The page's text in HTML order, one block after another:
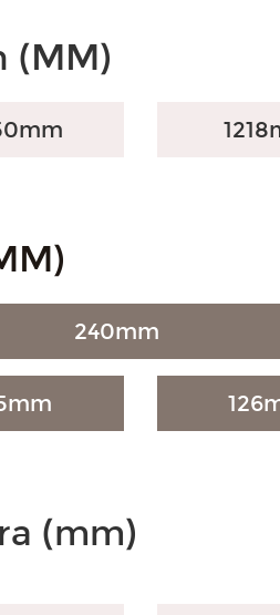
(MM)
240mm
(mm)